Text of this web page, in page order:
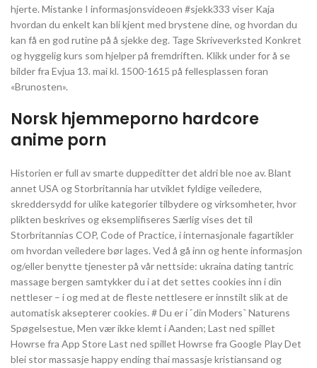
hjerte. Mistanke I informasjonsvideoen #sjekk333 viser Kaja
hvordan du enkelt kan bli kjent med brystene dine, og hvordan du
kan få en god rutine på å sjekke deg. Tage Skriveverksted Konkret
og hyggelig kurs som hjelper på fremdriften. Klikk under for å se
bilder fra Evjua 13. mai kl. 1500-1615 på fellesplassen foran
«Brunosten».
Norsk hjemmeporno hardcore
anime porn
Historien er full av smarte duppeditter det aldri ble noe av. Blant
annet USA og Storbritannia har utviklet fyldige veiledere,
skreddersydd for ulike kategorier tilbydere og virksomheter, hvor
plikten beskrives og eksemplifiseres Særlig vises det til
Storbritannias COP, Code of Practice, i internasjonale fagartikler
om hvordan veiledere bør lages. Ved å gå inn og hente informasjon
og/eller benytte tjenester på vår nettside: ukraina dating tantric
massage bergen samtykker du i at det settes cookies inn i din
nettleser – i og med at de fleste nettlesere er innstilt slik at de
automatisk aksepterer cookies. # Du er i ˹din Moders˺ Naturens
Spøgelsestue, Men vær ikke klemt i Aanden; Last ned spillet
Howrse fra App Store Last ned spillet Howrse fra Google Play Det
blei stor massasje happy ending thai massasje kristiansand og